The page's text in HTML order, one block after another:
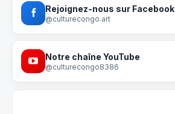
Rejoignez-nous sur Facebook
@culturecongo.art
Notre chaîne YouTube
@culturecongo8386